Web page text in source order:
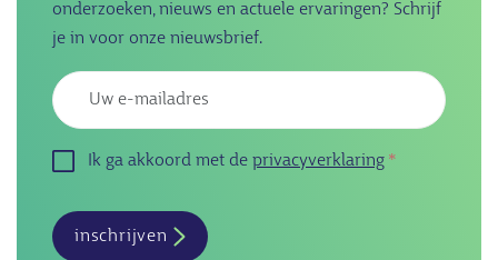
onderzoeken, nieuws en actuele ervaringen? Schrijf
je in voor onze nieuwsbrief.
Ik ga akkoord met de privacyverklaring
inschrijven